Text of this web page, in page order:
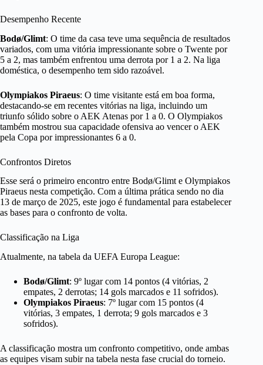
Desempenho Recente
Bodø/Glimt: O time da casa teve uma sequência de resultados
variados, com uma vitória impressionante sobre o Twente por
5 a 2, mas também enfrentou uma derrota por 1 a 2. Na liga
doméstica, o desempenho tem sido razoável.
Olympiakos Piraeus: O time visitante está em boa forma,
destacando-se em recentes vitórias na liga, incluindo um
triunfo sólido sobre o AEK Atenas por 1 a 0. O Olympiakos
também mostrou sua capacidade ofensiva ao vencer o AEK
pela Copa por impressionantes 6 a 0.
Confrontos Diretos
Esse será o primeiro encontro entre Bodø/Glimt e Olympiakos
Piraeus nesta competição. Com a última prática sendo no dia
13 de março de 2025, este jogo é fundamental para estabelecer
as bases para o confronto de volta.
Classificação na Liga
Atualmente, na tabela da UEFA Europa League:
Bodø/Glimt: 9º lugar com 14 pontos (4 vitórias, 2
empates, 2 derrotas; 14 gols marcados e 11 sofridos).
Olympiakos Piraeus: 7º lugar com 15 pontos (4
vitórias, 3 empates, 1 derrota; 9 gols marcados e 3
sofridos).
A classificação mostra um confronto competitivo, onde ambas
as equipes visam subir na tabela nesta fase crucial do torneio.